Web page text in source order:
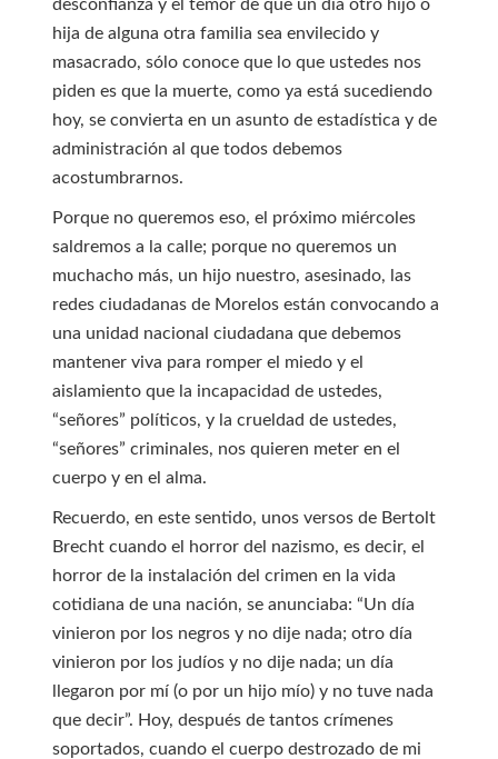
desconfianza y el temor de que un día otro hijo o
hija de alguna otra familia sea envilecido y
masacrado, sólo conoce que lo que ustedes nos
piden es que la muerte, como ya está sucediendo
hoy, se convierta en un asunto de estadística y de
administración al que todos debemos
acostumbrarnos.
Porque no queremos eso, el próximo miércoles
saldremos a la calle; porque no queremos un
muchacho más, un hijo nuestro, asesinado, las
redes ciudadanas de Morelos están convocando a
una unidad nacional ciudadana que debemos
mantener viva para romper el miedo y el
aislamiento que la incapacidad de ustedes,
“señores” políticos, y la crueldad de ustedes,
“señores” criminales, nos quieren meter en el
cuerpo y en el alma.
Recuerdo, en este sentido, unos versos de Bertolt
Brecht cuando el horror del nazismo, es decir, el
horror de la instalación del crimen en la vida
cotidiana de una nación, se anunciaba: “Un día
vinieron por los negros y no dije nada; otro día
vinieron por los judíos y no dije nada; un día
llegaron por mí (o por un hijo mío) y no tuve nada
que decir”. Hoy, después de tantos crímenes
soportados, cuando el cuerpo destrozado de mi